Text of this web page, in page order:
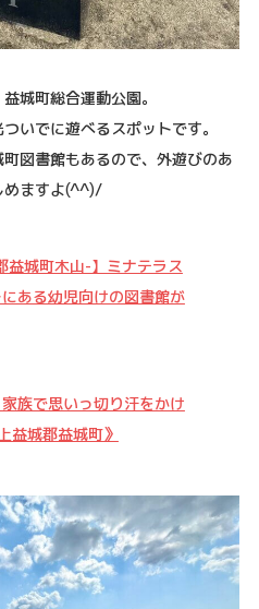
城町総合運動公園。
いでに遊べるスポットです。
図書館もあるので、外遊びのあ
めますよ(^^)/
益城町木山-】ミナテラス
ある幼児向けの図書館が
族で思いっ切り汗をかけ
益城郡益城町》